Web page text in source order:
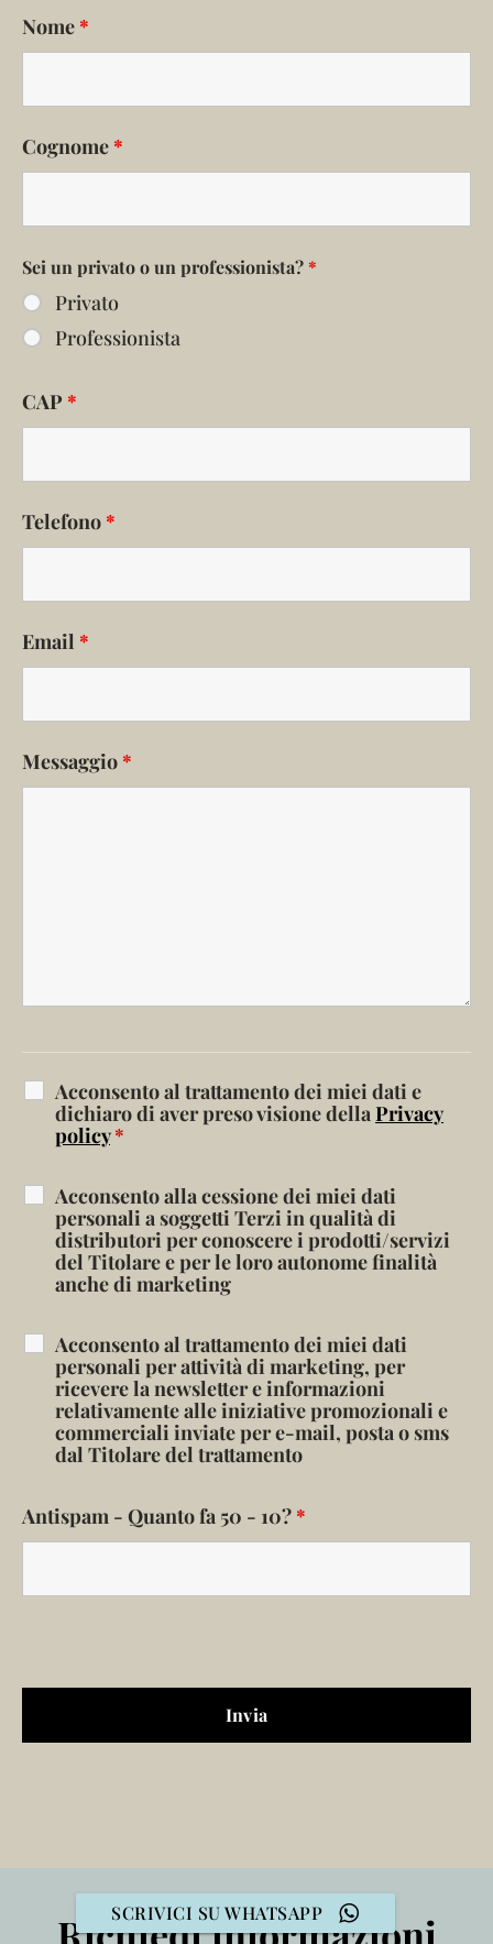
Nome *
Cognome *
Sei un privato o un professionista? *
Privato
Professionista
CAP *
Telefono *
Email *
Messaggio *
Acconsento al trattamento dei miei dati e
dichiaro di aver preso visione dellaPrivacy
policy *
Acconsento alla cessione dei miei dati
personali a soggetti Terzi in qualità di
distributori per conoscere i prodotti/servizi
del Titolare e per le loro autonome finalità
anche di marketing
Acconsento al trattamento dei miei dati
personali per attività di marketing, per
ricevere la newsletter e informazioni
relativamente alle iniziative promozionali e
commerciali inviate per e-mail, posta o sms
dal Titolare del trattamento
Antispam - Quanto fa 50 - 10? *
SCRIVICI SU WHATSAPP